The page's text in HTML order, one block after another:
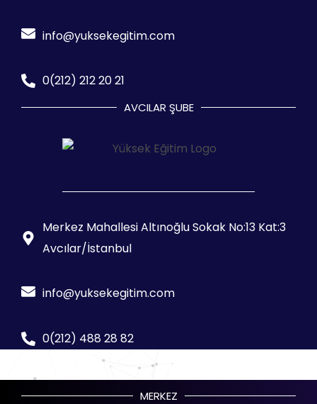
info@yuksekegitim.com
0(212) 212 20 21
AVCILAR ŞUBE
Merkez Mahallesi Altınoğlu Sokak No:13 Kat:3
Avcılar/İstanbul
info@yuksekegitim.com
0(212) 488 28 82
MERKEZ